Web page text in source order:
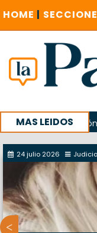
HOME |
MAS LEIDOS
en la explosión del
campaña con un
24 julio 2026